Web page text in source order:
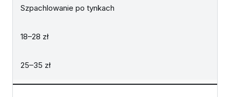
Szpachlowanie po tynkach
18–28 zł
25–35 zł